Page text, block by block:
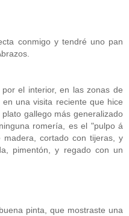
conmigo y tendré uno pan
el interior, en las zonas de
una visita reciente que hice
gallego más generalizado
romería, es el "pulpo á
cortado con tijeras, y
pimentón, y regado con un
pinta, que mostraste una